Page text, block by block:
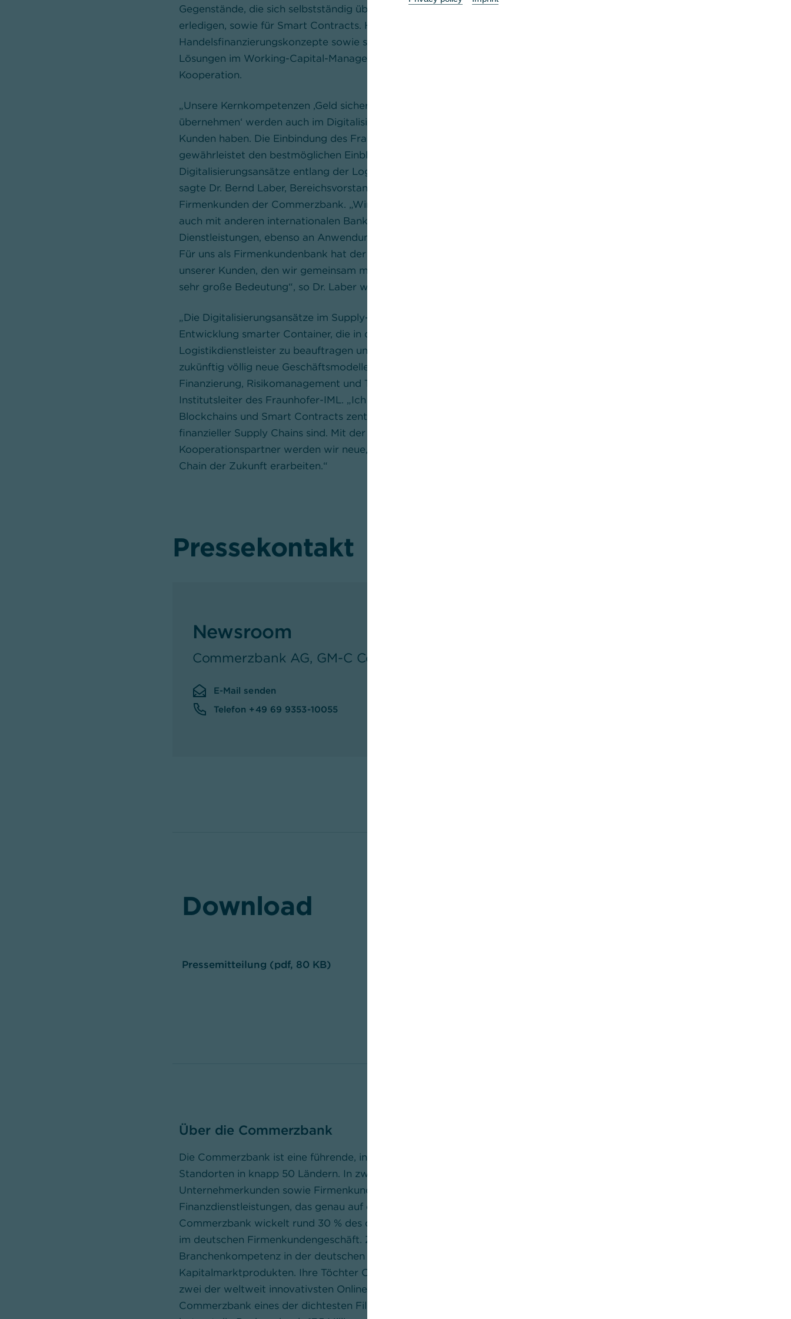
Gegenstände, die sich selbstständig über das Internet verbinden und Aufgaben
erledigen, sowie für Smart Contracts. Hieraus können neue Handelssysteme und
Handelsfinan­zierungskonzepte sowie schnellere Transaktionsverfahren und letztlich neue
Lösungen im Working-Capital-Management entstehen. Diese stehen im Fokus der neuen
Kooperation.
„Unsere Kernkompetenzen ,Geld sicher bewegen‘, ,Handel finanzieren‘ sowie ,Risiken
übernehmen‘ werden auch im Digitalisierungszeitalter eine hohe Relevanz für unsere
Kunden haben. Die Einbindung des Fraun­hofer-Instituts für Materialfluss und Logistik IML
gewährleistet den bestmöglichen Einblick in die momentan sehr vielfältigen
Digitalisierungsansätze entlang der Logistik- und Materialflussprozesse unserer Kunden“,
sagte Dr. Bernd Laber, Bereichsvorstand Trade Finance & Cash-Management
Firmenkunden der Commerz­bank. „Wir arbeiten in zahlreichen Projekten und Konsortien
auch mit anderen internationalen Banken an der Digitalisierung von Produkten und
Dienstleistungen, ebenso an Anwendungsmöglichkeiten für Blockchain-Technologien.
Für uns als Firmenkundenbank hat der klare Fokus auf die zukünftigen Supply Chains
unserer Kunden, den wir gemeinsam mit dem Fraunhofer-IML erarbeiten werden, eine
sehr große Bedeutung“, so Dr. Laber weiter.
„Die Digitalisierungsansätze im Supply-Chain-Management wie zum Beispiel die
Entwicklung smarter Container, die in der Lage sind, sich selbst zu routen,
Logistikdienstleister zu beauftragen und diese selbst­ständig zu bezahlen, ermöglichen
zukünftig völlig neue Geschäftsmodelle für Banken in den Geschäfts­bereichen
Finanzierung, Risikomanagement und Transaktion“, erklärte Prof. Dr. Michael Henke,
Institutsleiter des Fraunhofer-IML. „Ich bin davon überzeugt, dass Technologien wie
Blockchains und Smart Contracts zentrale Enabler für die Verknüpfung physischer und
finanzieller Supply Chains sind. Mit der Commerzbank als innovativem
Kooperationspartner werden wir neue, sichere und schnelle Lösungen für die Supply
Chain der Zukunft erarbeiten.“
Pressekontakt
Newsroom
Commerzbank AG, GM-C Corporate Communications
E-Mail senden
Telefon +49 69 9353-10055
Download
Pressemitteilung (pdf, 80 KB)
Über die Commerzbank
Die Commerzbank ist eine führende, international agierende Geschäftsbank mit
Standorten in knapp 50 Ländern. In zwei Geschäftsbereichen – Privat- und
Unternehmerkunden sowie Firmenkunden – bietet die Bank ein umfassendes Portfolio an
Finanzdienstleistungen, das genau auf die Bedürfnisse ihrer Kunden zugeschnitten ist. Die
Commerzbank wickelt rund 30 % des deutschen Außenhandels ab und ist Marktführer
im deutschen Firmenkundengeschäft. Zudem ist die Bank aufgrund ihrer hohen
Branchenkompetenz in der deutschen Wirtschaft ein führender Anbieter von
Kapitalmarktprodukten. Ihre Töchter Comdirect in Deutschland und mBank in Polen sind
zwei der weltweit innovativsten Onlinebanken. Mit ungefähr 1.000 Filialen betreibt die
Commerzbank eines der dichtesten Filialnetze der deutschen Privatbanken. Insgesamt